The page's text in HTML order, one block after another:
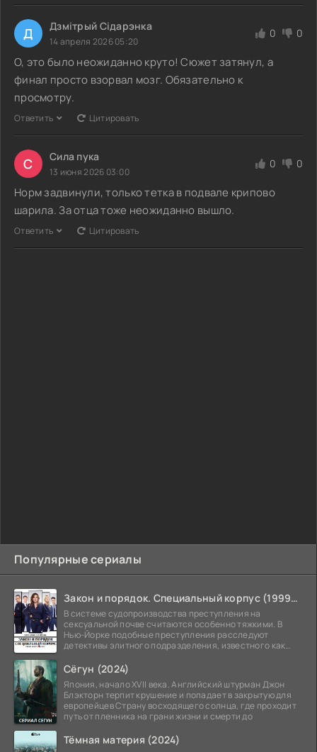
Популярные сериалы
Закон и порядок. Специальный корпус (1999-2026)
В системе судопроизводства преступления на
сексуальной почве считаются особенно тяжкими. В
Нью-Йорке подобные преступления расследуют
детективы элитного подразделения, известного как
Сёгун (2024)
Япония, начало XVII века. Английский штурман Джон
Блэкторн терпит крушение и попадает в закрытую для
европейцев Страну восходящего солнца, где проходит
путь от пленника на грани жизни и смерти до
Тёмная материя (2024)
Д Дзмітрый Сідарэнка
14 апреля 2026 05:20
0 0
О, это было неожиданно круто! Сюжет затянул, а
финал просто взорвал мозг. Обязательно к
просмотру.
Ответить Цитировать
С Сила пука
13 июня 2026 03:00
0 0
Норм задвинули, только тетка в подвале крипово
шарила. За отца тоже неожиданно вышло.
Ответить Цитировать